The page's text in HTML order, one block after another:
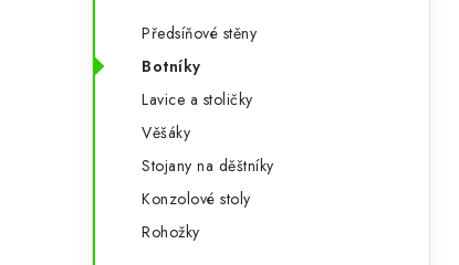
n
e
Předsíňové stěny
Botníky
Lavice a stoličky
Věšáky
Stojany na děštníky
Konzolové stoly
Rohožky